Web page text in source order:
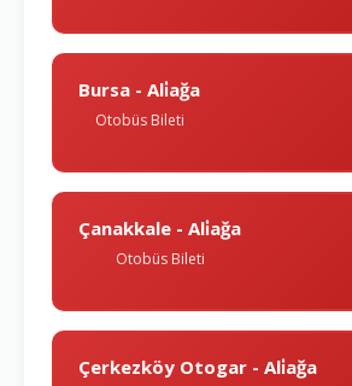
Bursa - Ali̇ağa
Otobüs Bileti
Çanakkale - Ali̇ağa
Otobüs Bileti
Çerkezköy Otogar - Ali̇ağa